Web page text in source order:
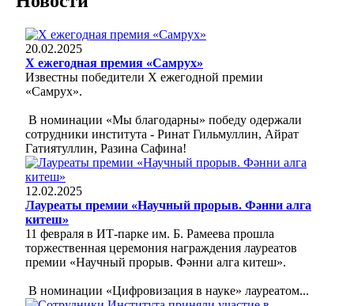
20.02.2025
Х ежегодная премия «Самрух»
Известны победители Х ежегодной премии
«Самрух».
В номинации «Мы благодарны» победу одержали
сотрудники института - Ринат Гильмуллин, Айрат
Гатиятуллин, Разина Сафина!
12.02.2025
Лауреаты премии «Научный прорыв. Фәнни алга
китеш»
11 февраля в ИТ-парке им. Б. Рамеева прошла
торжественная церемония награждения лауреатов
премии «Научный прорыв. Фәнни алга китеш».
В номинации «Цифровизация в науке» лауреатом...